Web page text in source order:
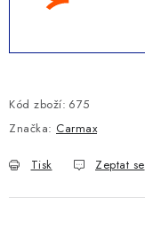
Kód zboží: 675
Značka: Carmax
Tisk Zeptat se